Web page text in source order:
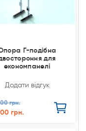
Г-подібна
для
економпанелі
Додати відгук
грн.
грн.